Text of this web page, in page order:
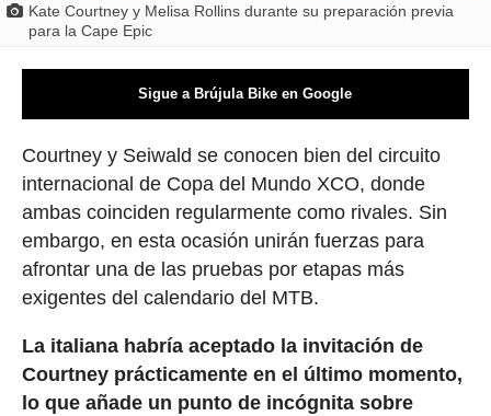
Kate Courtney y Melisa Rollins durante su preparación previa
para la Cape Epic
Sigue a Brújula Bike en Google
Courtney y Seiwald se conocen bien del circuito
internacional de Copa del Mundo XCO, donde
ambas coinciden regularmente como rivales. Sin
embargo, en esta ocasión unirán fuerzas para
afrontar una de las pruebas por etapas más
exigentes del calendario del MTB.
La italiana habría aceptado la invitación de
Courtney prácticamente en el último momento,
lo que añade un punto de incógnita sobre